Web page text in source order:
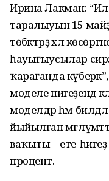
Ирина Лакман:
таралыуын 15
төбәктәрҙә хәл
һауығыусылар
ҡарағанда
моделе нигеҙендә
моделдәр һәм
йыйылған
ваҡыты – ете-һигеҙ
процент.